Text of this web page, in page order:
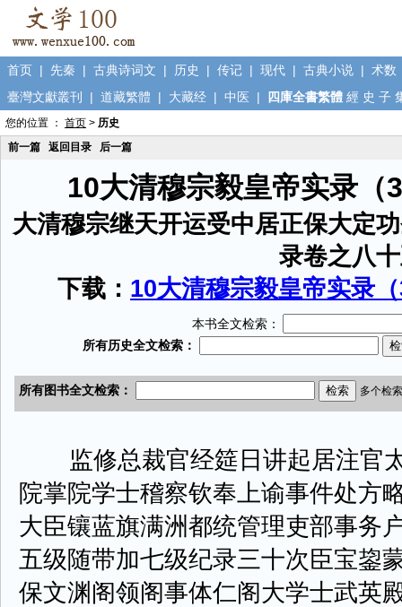
首页 | 先秦 | 古典诗词文 | 历史 | 传记 | 现代 | 古典小说 | 术数
臺灣文獻叢刊
| 道藏繁體 | 大藏经 | 中医 | 四庫全書繁體 經 史 子
您的位置 ： 首页 > 历史
前一篇
返回目录 后一篇
10大清穆宗毅皇帝实录（
大清穆宗继天开运受中居正保大定
录卷之八
下载： 10大清穆宗毅皇帝实录
本书全文检索：
监修总裁官经筵日讲起居注官
院掌院学士稽察钦奉上谕事件处方
大臣镶蓝旗满洲都统管理吏部事务
五级随带加七级纪录三十次臣宝鋆
保文渊阁领阁事体仁阁大学士武英